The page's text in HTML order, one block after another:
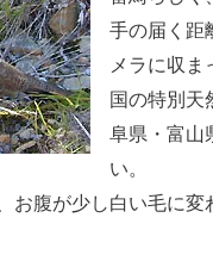
手の届く距
メラに収ま
国の特別天
阜県・富山
い。
お腹が少し白い毛に変